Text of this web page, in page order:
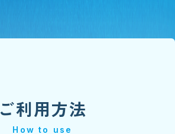
ご利用方法
How to use